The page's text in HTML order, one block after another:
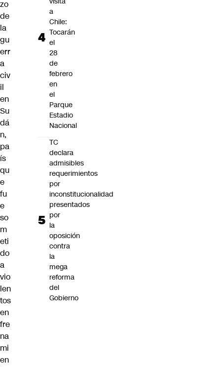
zo
de
la
gu
err
a
civ
il
en
Su
dá
n,
pa
ís
qu
e
fu
e
so
m
eti
do
a
vio
len
tos
en
fre
na
mi
en
a
Chile:
Tocarán
el
28
de
febrero
en
el
Parque
Estadio
Nacional
TC
declara
admisibles
requerimientos
por
inconstitucionalidad
presentados
por
la
oposición
contra
la
mega
reforma
del
Gobierno